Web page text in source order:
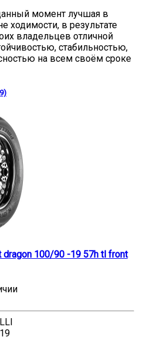
момент лучшая в
ходимости, в результате
владельцев отличной
стабильностью,
на всем своём сроке
100/90 -19 57h tl front